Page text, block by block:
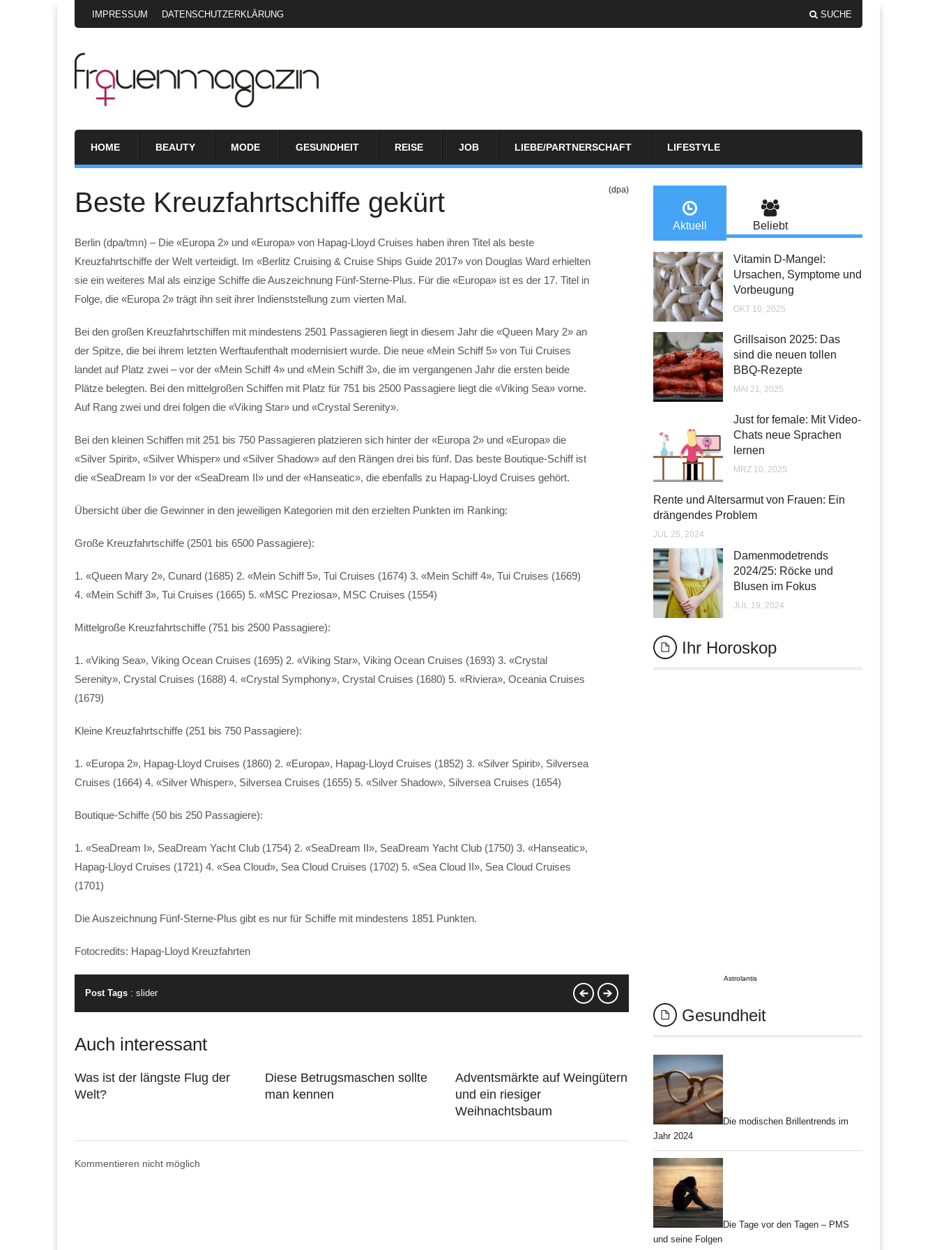
IMPRESSUM DATENSCHUTZERKLÄRUNG SUCHE
HOME BEAUTY MODE GESUNDHEIT REISE JOB LIEBE/PARTNERSCHAFT LIFESTYLE
Beste Kreuzfahrtschiffe gekürt (dpa)
Berlin (dpa/tmn) – Die «Europa 2» und «Europa» von Hapag-Lloyd Cruises haben ihren Titel als beste
Kreuzfahrtschiffe der Welt verteidigt. Im «Berlitz Cruising & Cruise Ships Guide 2017» von Douglas Ward erhielten
sie ein weiteres Mal als einzige Schiffe die Auszeichnung Fünf-Sterne-Plus. Für die «Europa» ist es der 17. Titel in
Folge, die «Europa 2» trägt ihn seit ihrer Indienststellung zum vierten Mal.
Bei den großen Kreuzfahrtschiffen mit mindestens 2501 Passagieren liegt in diesem Jahr die «Queen Mary 2» an
der Spitze, die bei ihrem letzten Werftaufenthalt modernisiert wurde. Die neue «Mein Schiff 5» von Tui Cruises
landet auf Platz zwei – vor der «Mein Schiff 4» und «Mein Schiff 3», die im vergangenen Jahr die ersten beide
Plätze belegten. Bei den mittelgroßen Schiffen mit Platz für 751 bis 2500 Passagiere liegt die «Viking Sea» vorne.
Auf Rang zwei und drei folgen die «Viking Star» und «Crystal Serenity».
Bei den kleinen Schiffen mit 251 bis 750 Passagieren platzieren sich hinter der «Europa 2» und «Europa» die
«Silver Spirit», «Silver Whisper» und «Silver Shadow» auf den Rängen drei bis fünf. Das beste Boutique-Schiff ist
die «SeaDream I» vor der «SeaDream II» und der «Hanseatic», die ebenfalls zu Hapag-Lloyd Cruises gehört.
Übersicht über die Gewinner in den jeweiligen Kategorien mit den erzielten Punkten im Ranking:
Große Kreuzfahrtschiffe (2501 bis 6500 Passagiere):
1. «Queen Mary 2», Cunard (1685) 2. «Mein Schiff 5», Tui Cruises (1674) 3. «Mein Schiff 4», Tui Cruises (1669)
4. «Mein Schiff 3», Tui Cruises (1665) 5. «MSC Preziosa», MSC Cruises (1554)
Mittelgroße Kreuzfahrtschiffe (751 bis 2500 Passagiere):
1. «Viking Sea», Viking Ocean Cruises (1695) 2. «Viking Star», Viking Ocean Cruises (1693) 3. «Crystal
Serenity», Crystal Cruises (1688) 4. «Crystal Symphony», Crystal Cruises (1680) 5. «Riviera», Oceania Cruises
(1679)
Kleine Kreuzfahrtschiffe (251 bis 750 Passagiere):
1. «Europa 2», Hapag-Lloyd Cruises (1860) 2. «Europa», Hapag-Lloyd Cruises (1852) 3. «Silver Spirit», Silversea
Cruises (1664) 4. «Silver Whisper», Silversea Cruises (1655) 5. «Silver Shadow», Silversea Cruises (1654)
Boutique-Schiffe (50 bis 250 Passagiere):
1. «SeaDream I», SeaDream Yacht Club (1754) 2. «SeaDream II», SeaDream Yacht Club (1750) 3. «Hanseatic»,
Hapag-Lloyd Cruises (1721) 4. «Sea Cloud», Sea Cloud Cruises (1702) 5. «Sea Cloud II», Sea Cloud Cruises
(1701)
Die Auszeichnung Fünf-Sterne-Plus gibt es nur für Schiffe mit mindestens 1851 Punkten.
Fotocredits: Hapag-Lloyd Kreuzfahrten
Post Tags : slider
Auch interessant
Was ist der längste Flug der
Welt?
Diese Betrugsmaschen sollte
man kennen
Adventsmärkte auf Weingütern
und ein riesiger
Weihnachtsbaum
Kommentieren nicht möglich
Aktuell Beliebt
Vitamin D-Mangel:
Ursachen, Symptome und
Vorbeugung
OKT 10, 2025
Grillsaison 2025: Das
sind die neuen tollen
BBQ-Rezepte
MAI 21, 2025
Just for female: Mit Video-
Chats neue Sprachen
lernen
MRZ 10, 2025
Rente und Altersarmut von Frauen: Ein
drängendes Problem
JUL 25, 2024
Damenmodetrends
2024/25: Röcke und
Blusen im Fokus
JUL 19, 2024
Ihr Horoskop
Astrolantis
Gesundheit
Die modischen Brillentrends im
Jahr 2024
Die Tage vor den Tagen – PMS
und seine Folgen